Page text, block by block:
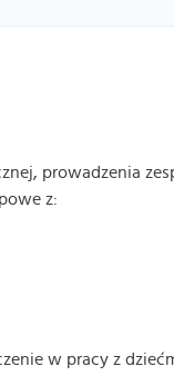
prowadzenia
z:
w pracy z